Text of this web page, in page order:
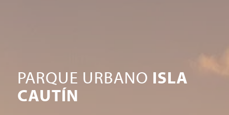
PARQUE URBANO ISLA
CAUTÍN